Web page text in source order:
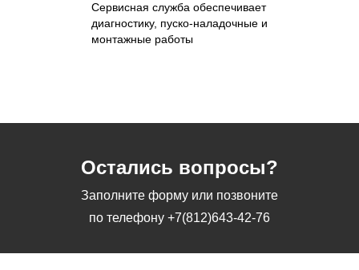
Сервисная служба обеспечивает
диагностику, пуско-наладочные и
монтажные работы
Остались вопросы?
Заполните форму или позвоните
по телефону +7(812)643-42-76